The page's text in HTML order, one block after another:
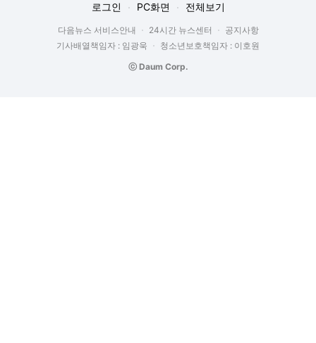
로그인 PC화면 전체보기
다음뉴스 서비스안내 24시간 뉴스센터
공지사항
기사배열책임자 : 임광욱
청소년보호책임자 : 이호원
ⓒ Daum Corp.